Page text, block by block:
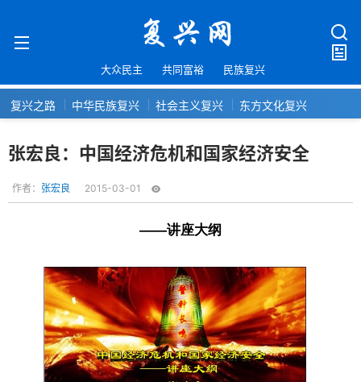
大众民主 共同富裕 民族复兴
复兴之路 中华民族复兴 社会主义复兴 东方文化复兴
张宏良：中国经济危机和国家经济安全
作者： 张宏良 2015-03-01
——讲座大纲